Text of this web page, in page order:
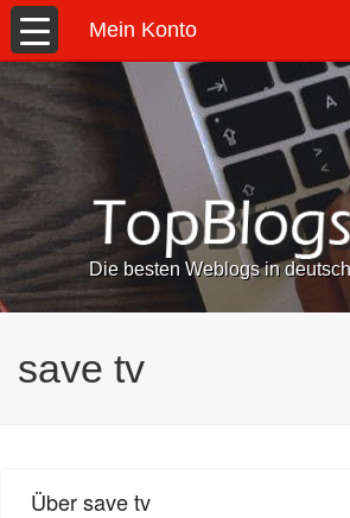
Mein Konto
Die besten Weblogs in
save tv
Über save tv